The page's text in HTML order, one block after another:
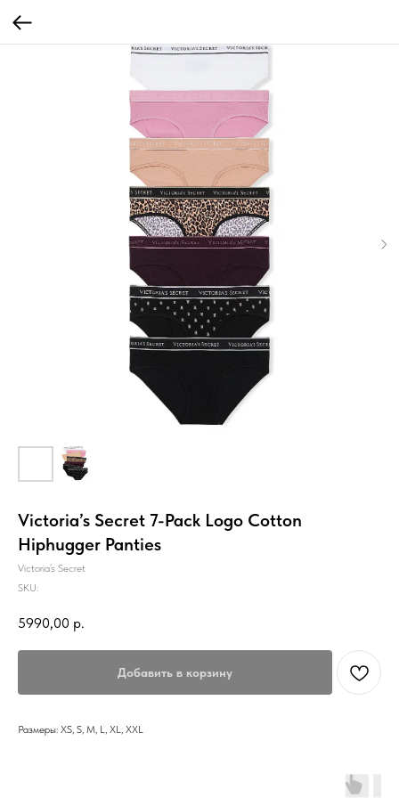
Victoria’s Secret 7-Pack Logo Cotton
Hiphugger Panties
Victoria’s Secret
SKU:
5990,00 р.
Добавить в корзину
Размеры: XS, S, M, L, XL, XXL